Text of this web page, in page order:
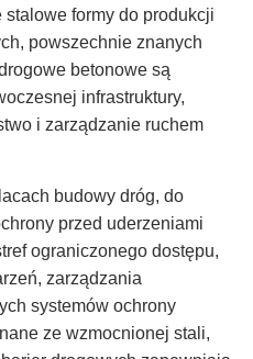
stalowe formy do produkcji
powszechnie znanych
betonowe są
infrastruktury,
i zarządzanie ruchem
budowy dróg, do
przed uderzeniami
ograniczonego dostępu,
zarządzania
systemów ochrony
ze wzmocnionej stali,